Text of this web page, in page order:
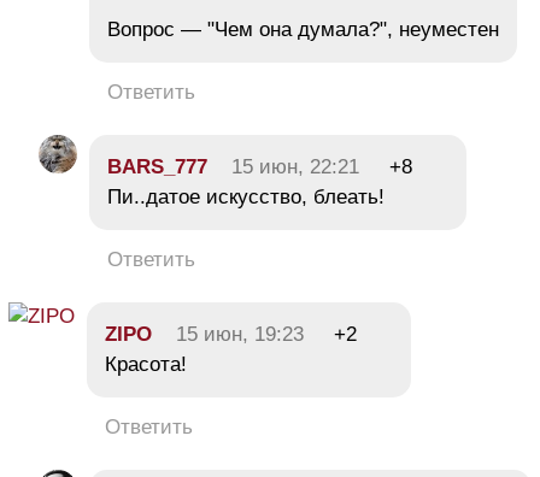
Вопрос — "Чем она думала?", неуместен
Ответить
BARS_777 15 июн, 22:21
+8
Пи..датое искусство, блеать!
Ответить
ZIPO 15 июн, 19:23
+2
Красота!
Ответить